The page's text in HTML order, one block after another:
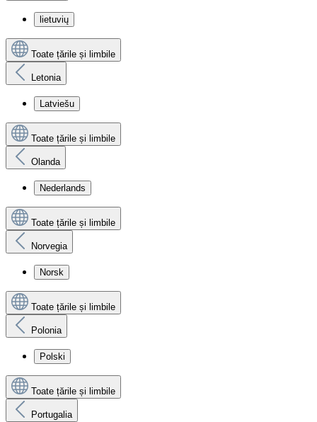
lietuvių
Toate țările și limbile
Letonia
Latviešu
Toate țările și limbile
Olanda
Nederlands
Toate țările și limbile
Norvegia
Norsk
Toate țările și limbile
Polonia
Polski
Toate țările și limbile
Portugalia